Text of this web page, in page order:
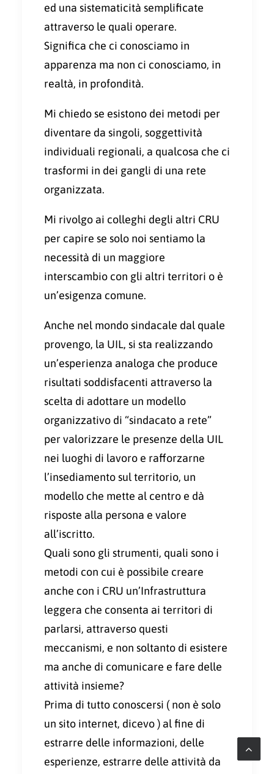
ed una sistematicità semplificate
attraverso le quali operare.
Significa che ci conosciamo in
apparenza ma non ci conosciamo, in
realtà, in profondità.
Mi chiedo se esistono dei metodi per
diventare da singoli, soggettività
individuali regionali, a qualcosa che ci
trasformi in dei gangli di una rete
organizzata.
Mi rivolgo ai colleghi degli altri CRU
per capire se solo noi sentiamo la
necessità di un maggiore
interscambio con gli altri territori o è
un’esigenza comune.
Anche nel mondo sindacale dal quale
provengo, la UIL, si sta realizzando
un’esperienza analoga che produce
risultati soddisfacenti attraverso la
scelta di adottare un modello
organizzativo di “sindacato a rete”
per valorizzare le presenze della UIL
nei luoghi di lavoro e rafforzarne
l’insediamento sul territorio, un
modello che mette al centro e dà
risposte alla persona e valore
all’iscritto.
Quali sono gli strumenti, quali sono i
metodi con cui è possibile creare
anche con i CRU un’Infrastruttura
leggera che consenta ai territori di
parlarsi, attraverso questi
meccanismi, e non soltanto di esistere
ma anche di comunicare e fare delle
attività insieme?
Prima di tutto conoscersi ( non è solo
un sito internet, dicevo ) al fine di
estrarre delle informazioni, delle
esperienze, estrarre delle attività da